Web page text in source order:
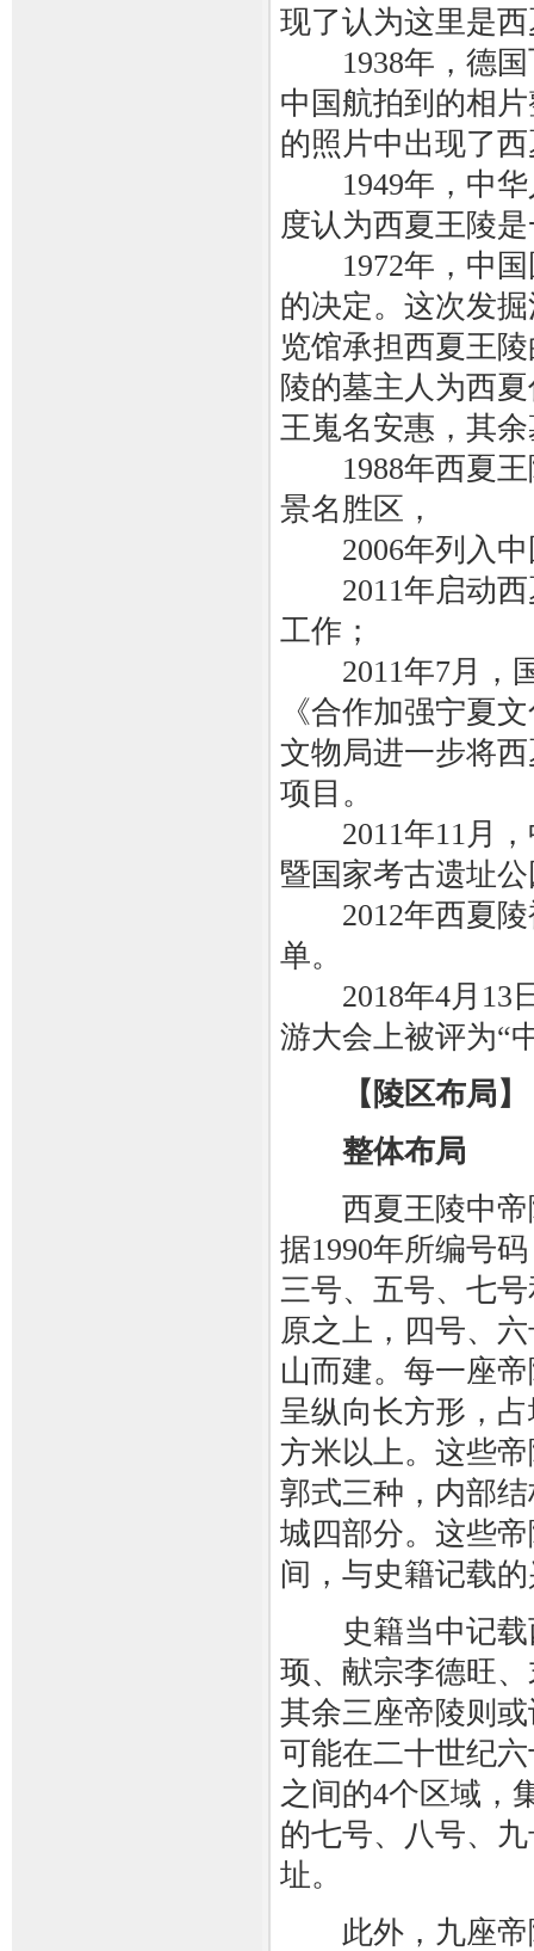
现了认为这里是
1938年，德国
中国航拍到的相
的照片中出现了
1949年，中华
度认为西夏王陵
1972年，中国
的决定。这次发
览馆承担西夏王
陵的墓主人为西
王嵬名安惠，其
1988年西夏王
景名胜区，
2006年列入中
2011年启动西
工作；
2011年7月，国
《合作加强宁夏
文物局进一步将
项目。
2011年11月，
暨国家考古遗址
2012年西夏陵
单。
2018年4月13日
游大会上被评为“
【陵区布局】
整体布局
西夏王陵中帝
据1990年所编号
三号、五号、七
原之上，四号、
山而建。每一座
呈纵向长方形，
方米以上。这些
郭式三种，内部
城四部分。这些
间，与史籍记载
史籍当中记载
顼、献宗李德旺
其余三座帝陵则
可能在二十世纪
之间的4个区域，
的七号、八号、
址。
此外，九座帝